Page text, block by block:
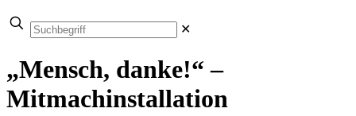
✕
„Mensch, danke!“ –
Mitmachinstallation